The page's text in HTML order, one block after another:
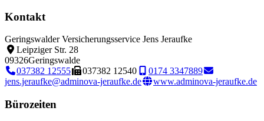
Kontakt
Geringswalder Versicherungsservice Jens Jeraufke
Leipziger Str. 28
09326Geringswalde
037382 12555
037382 12540
0174 3347889
jens.jeraufke@adminova-jeraufke.de
www.adminova-jeraufke.de
Bürozeiten